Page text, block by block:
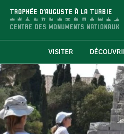
TROPHÉE D'AUGUSTE À LA TURBIE
VISITER